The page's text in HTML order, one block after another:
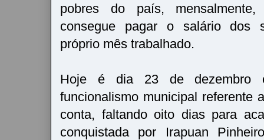
pobres do país,
consegue pagar o salário dos
próprio mês trabalhado.
Hoje é dia 23 de dezembro
funcionalismo municipal referente
conta, faltando oito dias para
conquistada por Irapuan